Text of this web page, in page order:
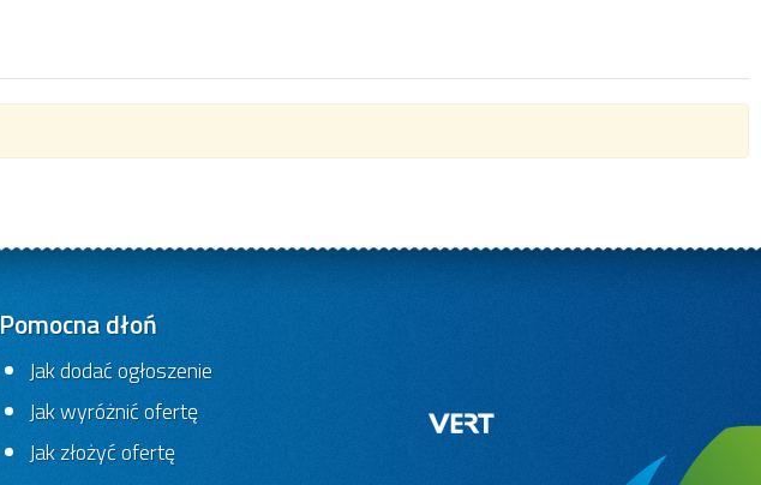
Pomocna dłoń
Jak dodać ogłoszenie
Jak wyróżnić ofertę
Jak złożyć ofertę